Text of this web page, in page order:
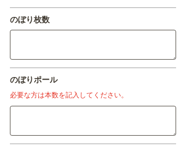
のぼり枚数
のぼりポール
必要な方は本数を記入してください。